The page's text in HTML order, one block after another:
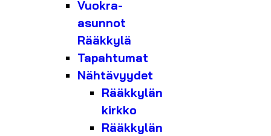
Vuokra-
asunnot
Rääkkylä
Tapahtumat
Nähtävyydet
Rääkkylän
kirkko
Rääkkylän